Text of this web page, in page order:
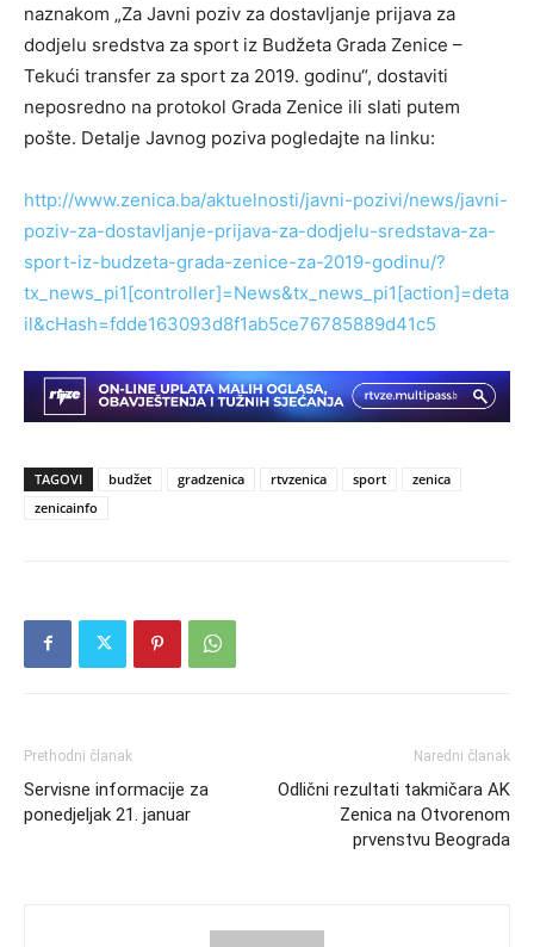
naznakom „Za Javni poziv za dostavljanje prijava za
dodjelu sredstva za sport iz Budžeta Grada Zenice –
Tekući transfer za sport za 2019. godinu“, dostaviti
neposredno na protokol Grada Zenice ili slati putem
pošte. Detalje Javnog poziva pogledajte na linku:
http://www.zenica.ba/aktuelnosti/javni-pozivi/news/javni-
poziv-za-dostavljanje-prijava-za-dodjelu-sredstava-za-
sport-iz-budzeta-grada-zenice-za-2019-godinu/?
tx_news_pi1[controller]=News&tx_news_pi1[action]=deta
il&cHash=fdde163093d8f1ab5ce76785889d41c5
TAGOVI budžet gradzenica rtvzenica sport
zenica
zenicainfo
Prethodni članak
Servisne informacije za
ponedjeljak 21. januar
Naredni članak
Odlični rezultati takmičara AK
Zenica na Otvorenom
prvenstvu Beograda